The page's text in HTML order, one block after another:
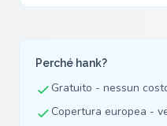
Perché hank?
Gratuito - nessun
Copertura europea -